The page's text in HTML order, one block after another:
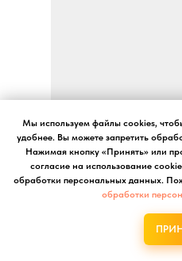
Грецкий орех
Содержит омега-3
витамин E,
растительный белок.
Поддерживает
систему, мозг и обмен
улучшает
Мы используем файлы cookies,
удобнее. Вы можете запретить
Нажимая кнопку «Принять» или
согласие на использование
обработки персональных данных.
обработки